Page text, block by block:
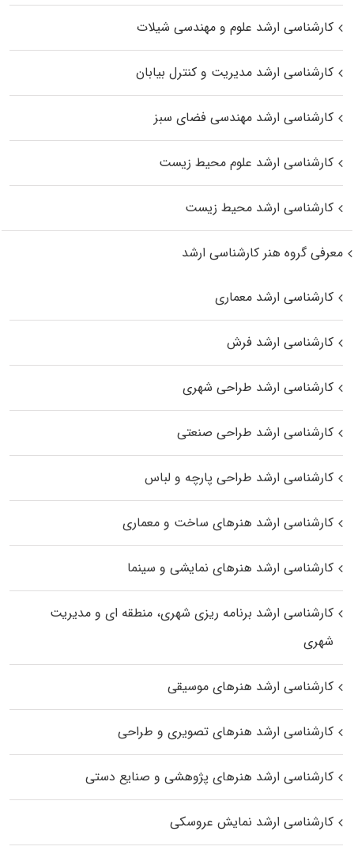
کارشناسی ارشد علوم و مهندسی شیلات
کارشناسی ارشد مدیریت و کنترل بیابان
کارشناسی ارشد مهندسی فضای سبز
کارشناسی ارشد علوم محیط‌ زیست
کارشناسی ارشد محیط زیست
معرفی گروه هنر کارشناسی ارشد
کارشناسی ارشد معماری
کارشناسی ارشد فرش
کارشناسی ارشد طراحی شهری
کارشناسی ارشد طراحی صنعتی
کارشناسی ارشد طراحی پارچه و لباس
کارشناسی ارشد هنرهای ساخت و معماری
کارشناسی ارشد هنرهای نمایشی و سینما
کارشناسی ارشد برنامه ریزی شهری، منطقه‌ ای و مدیریت
شهری
کارشناسی ارشد هنرهای موسیقی
کارشناسی ارشد هنرهای تصویری و طراحی
کارشناسی ارشد هنرهای پژوهشی و صنایع دستی
کارشناسی ارشد نمایش عروسکی